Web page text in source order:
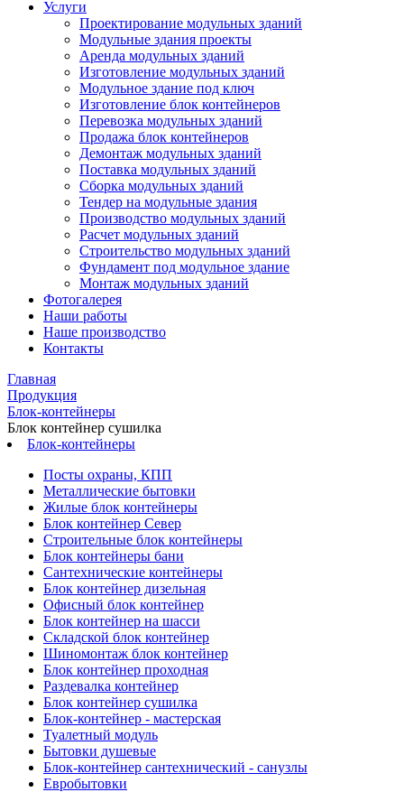
Услуги
Проектирование модульных зданий
Модульные здания проекты
Аренда модульных зданий
Изготовление модульных зданий
Модульное здание под ключ
Изготовление блок контейнеров
Перевозка модульных зданий
Продажа блок контейнеров
Демонтаж модульных зданий
Поставка модульных зданий
Сборка модульных зданий
Тендер на модульные здания
Производство модульных зданий
Расчет модульных зданий
Строительство модульных зданий
Фундамент под модульное здание
Монтаж модульных зданий
Фотогалерея
Наши работы
Наше производство
Контакты
Главная
Продукция
Блок-контейнеры
Блок контейнер сушилка
Блок-контейнеры
Посты охраны, КПП
Металлические бытовки
Жилые блок контейнеры
Блок контейнер Север
Строительные блок контейнеры
Блок контейнеры бани
Сантехнические контейнеры
Блок контейнер дизельная
Офисный блок контейнер
Блок контейнер на шасси
Складской блок контейнер
Шиномонтаж блок контейнер
Блок контейнер проходная
Раздевалка контейнер
Блок контейнер сушилка
Блок-контейнер - мастерская
Туалетный модуль
Бытовки душевые
Блок-контейнер сантехнический - санузлы
Евробытовки